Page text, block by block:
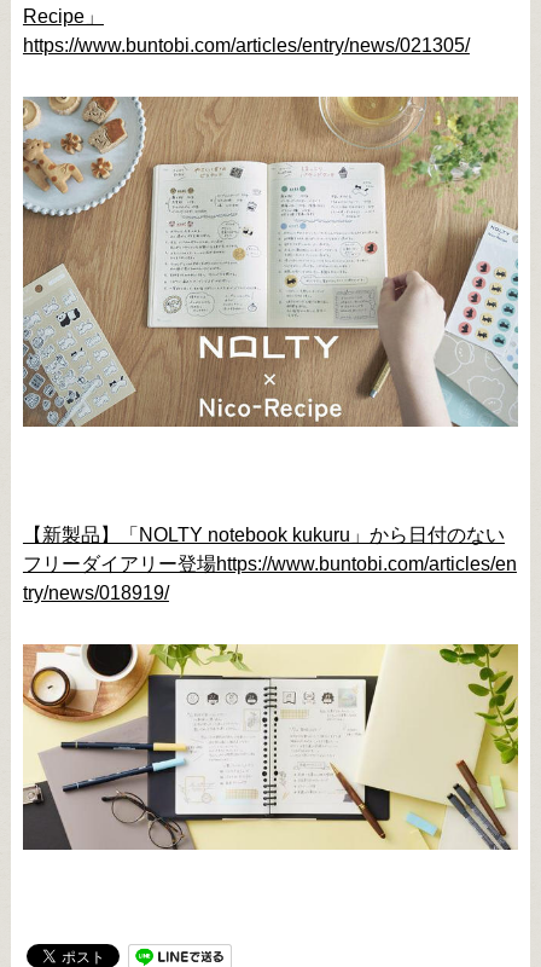
Recipe」
https://www.buntobi.com/articles/entry/news/021305/
【新製品】「NOLTY notebook kukuru」から日付のない
フリーダイアリー登場https://www.buntobi.com/articles/en
try/news/018919/